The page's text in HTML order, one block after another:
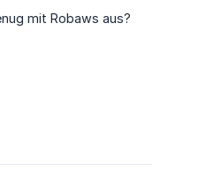
mit Robaws aus?